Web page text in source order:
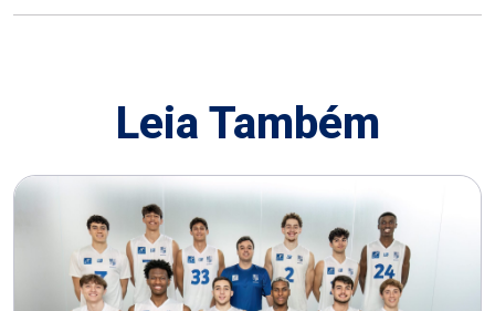
Leia Também